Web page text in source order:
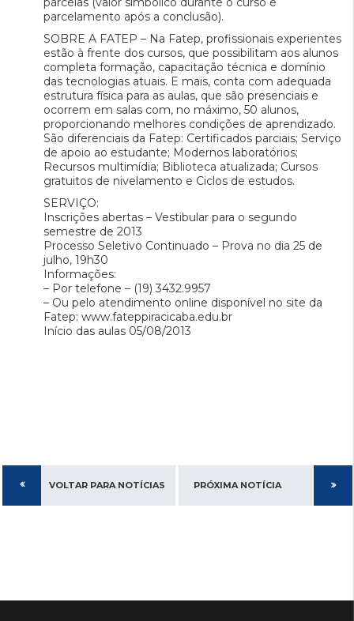
parcelamento após a conclusão).
SOBRE A FATEP – Na Fatep, profissionais experientes
estão à frente dos cursos, que possibilitam aos alunos
completa formação, capacitação técnica e domínio
das tecnologias atuais. E mais, conta com adequada
estrutura física para as aulas, que são presenciais e
ocorrem em salas com, no máximo, 50 alunos,
proporcionando melhores condições de aprendizado.
São diferenciais da Fatep: Certificados parciais; Serviço
de apoio ao estudante; Modernos laboratórios;
Recursos multimídia; Biblioteca atualizada; Cursos
gratuitos de nivelamento e Ciclos de estudos.
SERVIÇO:
Inscrições abertas – Vestibular para o segundo
semestre de 2013
Processo Seletivo Continuado – Prova no dia 25 de
julho, 19h30
Informações:
– Por telefone – (19) 3432.9957
– Ou pelo atendimento online disponível no site da
Fatep: www.fateppiracicaba.edu.br
Início das aulas 05/08/2013
VOLTAR PARA NOTÍCIAS PRÓXIMA NOTÍCIA